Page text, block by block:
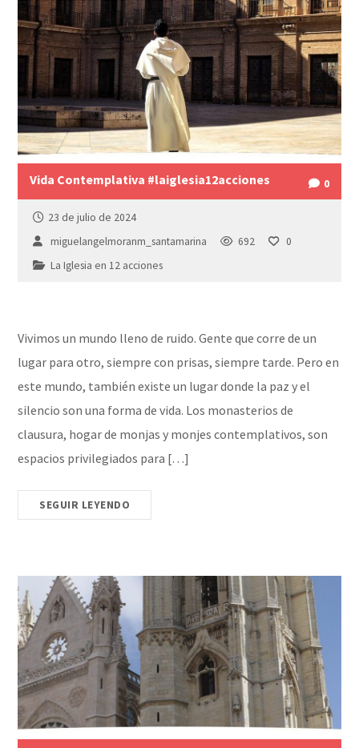
Vida Contemplativa #laiglesia12acciones 0
23 de julio de 2024
miguelangelmoranm_santamarina
692
0
La Iglesia en 12 acciones
Vivimos un mundo lleno de ruido. Gente que corre de un
lugar para otro, siempre con prisas, siempre tarde. Pero en
este mundo, también existe un lugar donde la paz y el
silencio son una forma de vida. Los monasterios de
clausura, hogar de monjas y monjes contemplativos, son
espacios privilegiados para […]
SEGUIR LEYENDO